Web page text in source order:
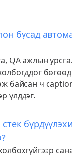
бусад
QA ажлын
бөгөөд
байсан ч
үлддэг.